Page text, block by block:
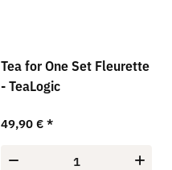
Tea for One Set Fleurette
- TeaLogic
49,90 €*